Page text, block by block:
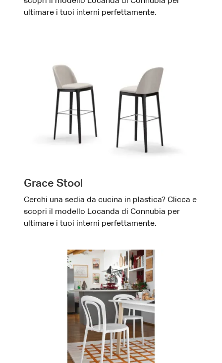
ultimare i tuoi interni perfettamente.
Grace Stool
Cerchi una sedia da cucina in plastica? Clicca e
scopri il modello Locanda di Connubia per
ultimare i tuoi interni perfettamente.